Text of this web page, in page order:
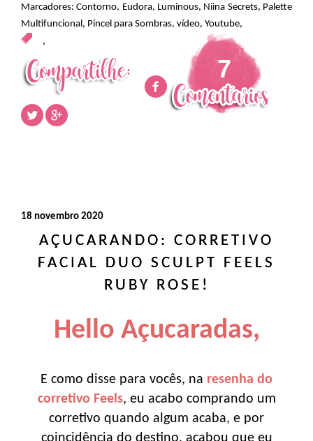
Marcadores:Contorno, Eudora, Luminous, Niina Secrets, Palette
Multifuncional , Pincel para Sombras, vídeo, Youtube,
,
7
18 novembro 2020
AÇUCARANDO: CORRETIVO
FACIAL DUO SCULPT FEELS
RUBY ROSE!
Hello Açucaradas,
E como disse para vocês, na resenha do
corretivo Feels, eu acabo comprando um
corretivo quando algum acaba, e por
coincidência do destino, acabou que eu